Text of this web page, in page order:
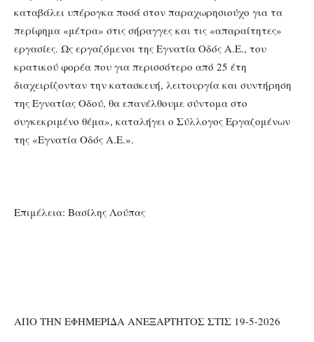
καταβάλει υπέρογκα ποσά στον παραχωρησιούχο για τα
περίφημα «μέτρα» στις σήραγγες και τις «απαραίτητες»
εργασίες. Ως εργαζόμενοι της Εγνατία Οδός Α.Ε., του
κρατικού φορέα που για περισσότερο από 25 έτη
διαχειρίζονταν την κατασκευή, λειτουργία και συντήρηση
της Εγνατίας Οδού, θα επανέλθουμε σύντομα στο
συγκεκριμένο θέμα», καταλήγει ο Σύλλογος Εργαζομένων
της «Εγνατία Οδός Α.Ε.».
Επιμέλεια: Βασίλης Λούπας
ΑΠΟ ΤΗΝ ΕΦΗΜΕΡΙΔΑ ΑΝΕΞΑΡΤΗΤΟΣ ΣΤΙΣ 19-5-2026